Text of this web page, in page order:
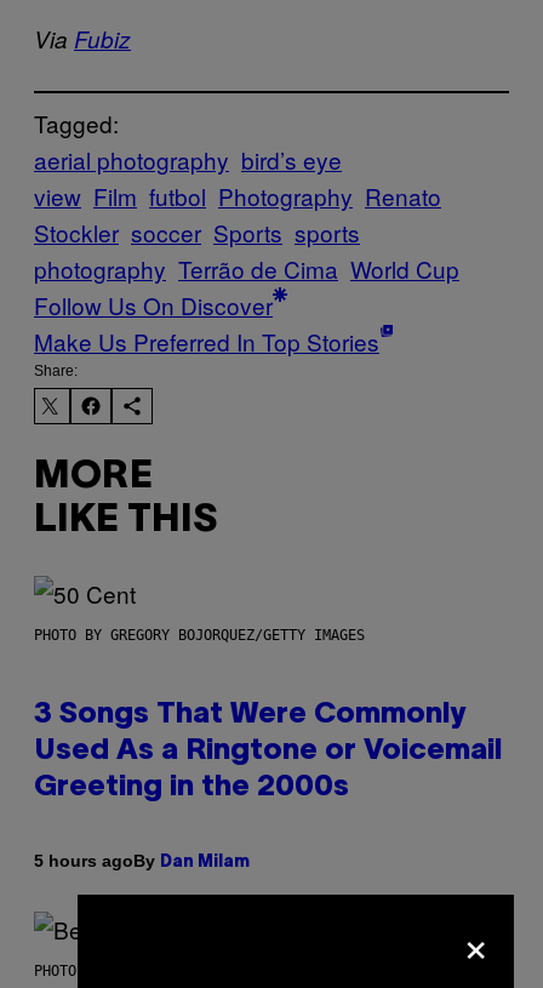
Via Fubiz
Tagged:
aerial photography bird’s eye
view Film futbol Photography Renato
Stockler soccer Sports sports
photography Terrão de Cima World Cup
Follow Us On Discover
Make Us Preferred In Top Stories
Share:
MORE
LIKE THIS
PHOTO BY GREGORY BOJORQUEZ/GETTY IMAGES
3 Songs That Were Commonly
Used As a Ringtone or Voicemail
Greeting in the 2000s
5 hours agoBy Dan Milam
PHOTO BY KEVIN WINTER/GETTY IMAGES FOR RADIO DISNEY ×